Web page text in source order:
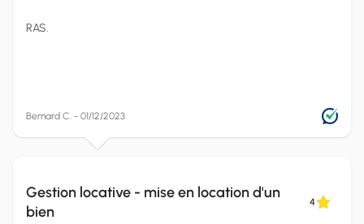
RAS.
Bernard C. - 01/12/2023
Gestion locative - mise en location d'un
bien
4